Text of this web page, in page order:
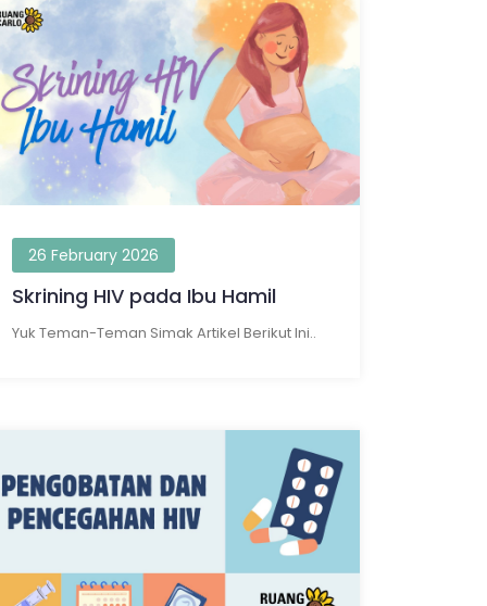
26 February 2026
Skrining HIV pada Ibu Hamil
Yuk Teman-Teman Simak Artikel Berikut Ini..